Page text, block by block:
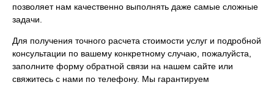
позволяет нам качественно выполнять даже самые сложные
задачи.
Для получения точного расчета стоимости услуг и подробной
консультации по вашему конкретному случаю, пожалуйста,
заполните форму обратной связи на нашем сайте или
свяжитесь с нами по телефону. Мы гарантируем